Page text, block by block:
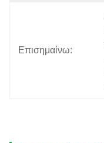
Επισημαίνω: